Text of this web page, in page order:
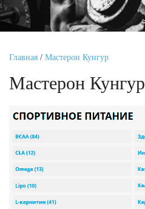
Главная / Мастерон Кунгур
Мастерон Кунгур